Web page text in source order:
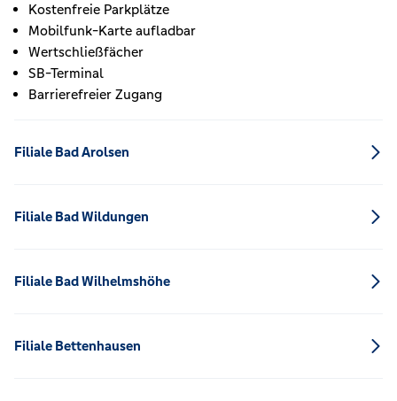
Kostenfreie Parkplätze
Mobilfunk-Karte aufladbar
Wertschließfächer
SB-Terminal
Barrierefreier Zugang
Filiale Bad Arolsen
Filiale Bad Wildungen
Filiale Bad Wilhelmshöhe
Filiale Bettenhausen